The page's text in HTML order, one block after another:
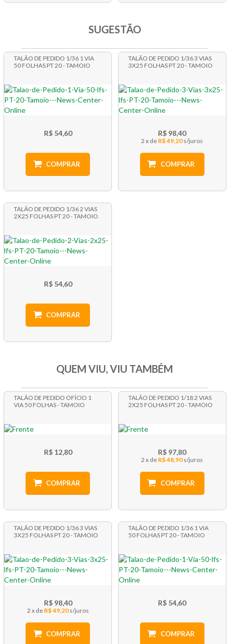
SUGESTÃO
TALÃO DE PEDIDO 1/36 1 VIA
50 FOLHAS PT 20 - TAMOIO
R$ 54,60
COMPRAR
TALÃO DE PEDIDO 1/36 3 VIAS
3X25 FOLHAS PT 20 - TAMOIO
R$ 98,40
2 x R$ 49,20
COMPRAR
TALÃO DE PEDIDO 1/36 2 VIAS
2X25 FOLHAS PT 20 - TAMOIO
R$ 54,60
COMPRAR
QUEM VIU, VIU TAMBÉM
TALÃO DE PEDIDO OFÍCIO 1
VIA 50 FOLHAS - TAMOIO
R$ 12,80
COMPRAR
TALÃO DE PEDIDO 1/18 2 VIAS
2X25 FOLHAS PT 20 - TAMOIO
R$ 97,80
2 x R$ 48,90
COMPRAR
TALÃO DE PEDIDO 1/36 3 VIAS
3X25 FOLHAS PT 20 - TAMOIO
R$ 98,40
2 x R$ 49,20
COMPRAR
TALÃO DE PEDIDO 1/36 1 VIA
50 FOLHAS PT 20 - TAMOIO
R$ 54,60
COMPRAR